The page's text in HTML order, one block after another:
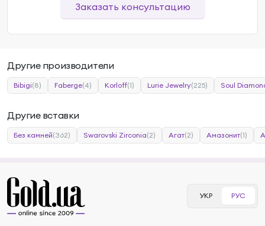
Заказать консультацию
Другие производители
Bibigi(8) Faberge(4) Korloff(1) Lurie Jewelry(225) Soul
Другие вставки
Без камней(362) Swarovski Zirconia(2) Агат(2) Амазонит(1)
УКР РУС